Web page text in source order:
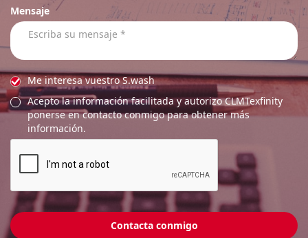
Mensaje
Me interesa vuestro S.wash
Acepto la información facilitada y autorizo CLMTexfinity
ponerse en contacto conmigo para obtener más
información.